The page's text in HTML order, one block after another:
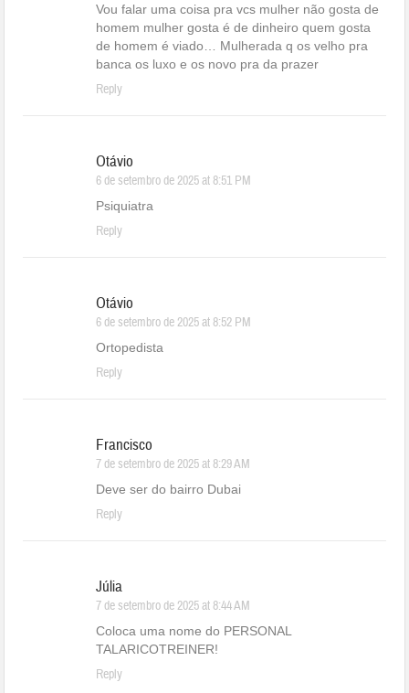
Vou falar uma coisa pra vcs mulher não gosta de
homem mulher gosta é de dinheiro quem gosta
de homem é viado… Mulherada q os velho pra
banca os luxo e os novo pra da prazer
Reply
Otávio
6 de setembro de 2025 at 8:51 PM
Psiquiatra
Reply
Otávio
6 de setembro de 2025 at 8:52 PM
Ortopedista
Reply
Francisco
7 de setembro de 2025 at 8:29 AM
Deve ser do bairro Dubai
Reply
Júlia
7 de setembro de 2025 at 8:44 AM
Coloca uma nome do PERSONAL
TALARICOTREINER!
Reply